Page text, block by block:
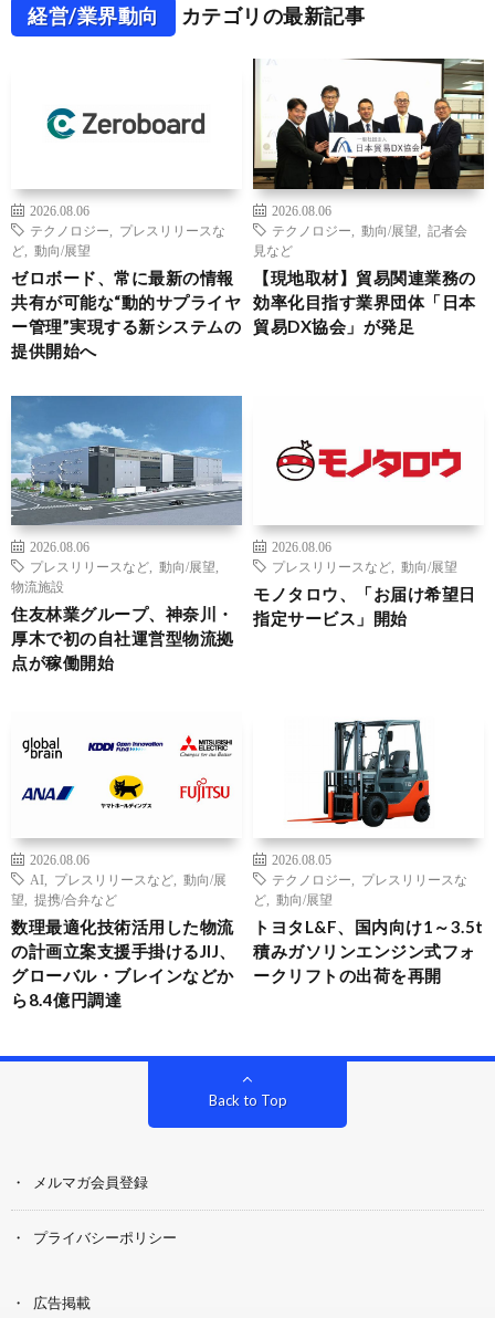
経営/業界動向 カテゴリの最新記事
2026.08.06
テクノロジー
プレスリリースな
ど
動向/展望
ゼロボード、常に最新の情報
共有が可能な“動的サプライヤ
ー管理”実現する新システムの
提供開始へ
2026.08.06
テクノロジー
動向/展望
記者会
見など
【現地取材】貿易関連業務の
効率化目指す業界団体「日本
貿易DX協会」が発足
2026.08.06
プレスリリースなど
動向/展望
物流施設
住友林業グループ、神奈川・
厚木で初の自社運営型物流拠
点が稼働開始
2026.08.06
プレスリリースなど
動向/展望
モノタロウ、「お届け希望日
指定サービス」開始
2026.08.06
AI
プレスリリースなど
動向/展
望
提携/合弁など
数理最適化技術活用した物流
の計画立案支援手掛けるJIJ、
グローバル・ブレインなどか
ら8.4億円調達
2026.08.05
テクノロジー
プレスリリースな
ど
動向/展望
トヨタL&F、国内向け1～3.5t
積みガソリンエンジン式フォ
ークリフトの出荷を再開
Back to Top
メルマガ会員登録
プライバシーポリシー
広告掲載